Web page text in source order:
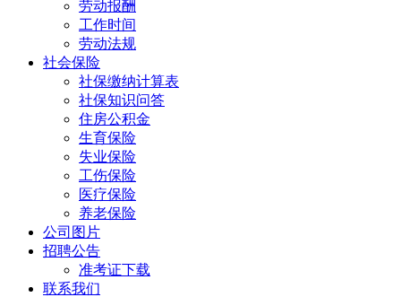
劳动报酬
工作时间
劳动法规
社会保险
社保缴纳计算表
社保知识问答
住房公积金
生育保险
失业保险
工伤保险
医疗保险
养老保险
公司图片
招聘公告
准考证下载
联系我们